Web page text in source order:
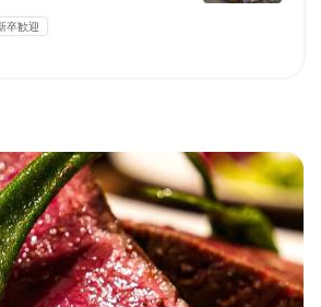
卒歓迎
スがでることもあります！
　ランチとディナーの間に休憩がありま